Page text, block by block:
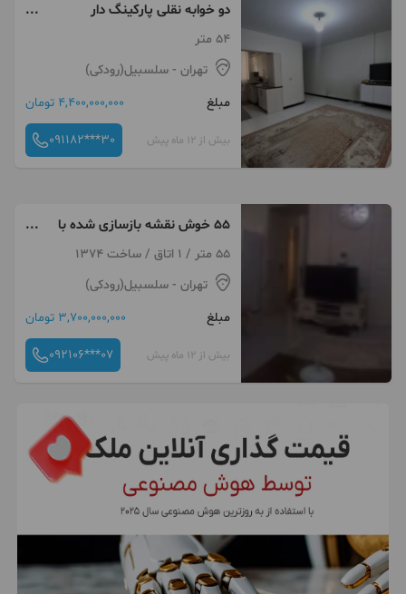
دو خوابه نقلی پارکینگ دار
سلسبیل
54 متر
تهران - سلسبیل(رودکی)
مبلغ
4,400,000,000 تومان
بیش از 12 ماه پیش 091182***30
55 خوش نقشه بازسازی شده با
تراس سرپوشیده
55 متر / 1 اتاق / ساخت 1374
تهران - سلسبیل(رودکی)
مبلغ
3,700,000,000 تومان
بیش از 12 ماه پیش 092106***07